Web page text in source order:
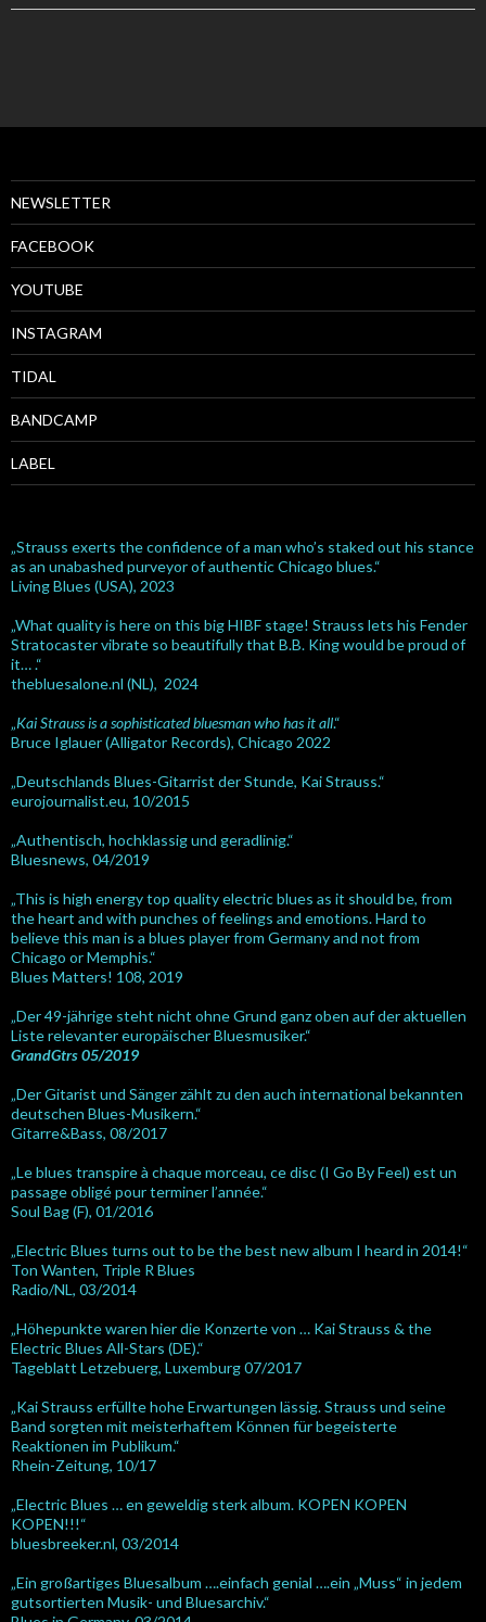
NEWSLETTER
FACEBOOK
YOUTUBE
INSTAGRAM
TIDAL
BANDCAMP
LABEL
„Strauss exerts the confidence of a man who’s staked out his stance
as an unabashed purveyor of authentic Chicago blues.“
Living Blues (USA), 2023
„What quality is here on this big HIBF stage! Strauss lets his Fender
Stratocaster vibrate so beautifully that B.B. King would be proud of
it… .“
thebluesalone.nl (NL), 2024
„Kai Strauss is a sophisticated bluesman who has it all.“
Bruce Iglauer (Alligator Records), Chicago 2022
„Deutschlands Blues-Gitarrist der Stunde, Kai Strauss.“
eurojournalist.eu, 10/2015
„Authentisch, hochklassig und geradlinig.“
Bluesnews, 04/2019
„This is high energy top quality electric blues as it should be, from
the heart and with punches of feelings and emotions. Hard to
believe this man is a blues player from Germany and not from
Chicago or Memphis.“
Blues Matters! 108, 2019
„Der 49-jährige steht nicht ohne Grund ganz oben auf der aktuellen
Liste relevanter europäischer Bluesmusiker.“
GrandGtrs 05/2019
„Der Gitarist und Sänger zählt zu den auch international bekannten
deutschen Blues-Musikern.“
Gitarre&Bass, 08/2017
„Le blues transpire à chaque morceau, ce disc (I Go By Feel) est un
passage obligé pour terminer l’année.“
Soul Bag (F), 01/2016
„Electric Blues turns out to be the best new album I heard in 2014!“
Ton Wanten, Triple R Blues
Radio/NL, 03/2014
„Höhepunkte waren hier die Konzerte von … Kai Strauss & the
Electric Blues All-Stars (DE).“
Tageblatt Letzebuerg, Luxemburg 07/2017
„Kai Strauss erfüllte hohe Erwartungen lässig. Strauss und seine
Band sorgten mit meisterhaftem Können für begeisterte
Reaktionen im Publikum.“
Rhein-Zeitung, 10/17
„Electric Blues … en geweldig sterk album. KOPEN KOPEN
KOPEN!!!“
bluesbreeker.nl, 03/2014
„Ein großartiges Bluesalbum ….einfach genial ….ein „Muss“ in jedem
gutsortierten Musik- und Bluesarchiv.“